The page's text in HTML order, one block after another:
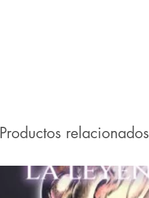
Productos relacionados